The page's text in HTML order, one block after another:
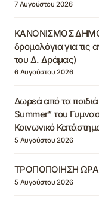
7 Αυγούστου 2026
ΚΑΝΟΝΙΣΜΟΣ
δρομολόγια για τις
του Δ. Δράμας)
6 Αυγούστου 2026
Δωρεά από τα
Summer” του
Κοινωνικό
5 Αυγούστου 2026
ΤΡΟΠΟΠΟΙΗΣΗ
5 Αυγούστου 2026